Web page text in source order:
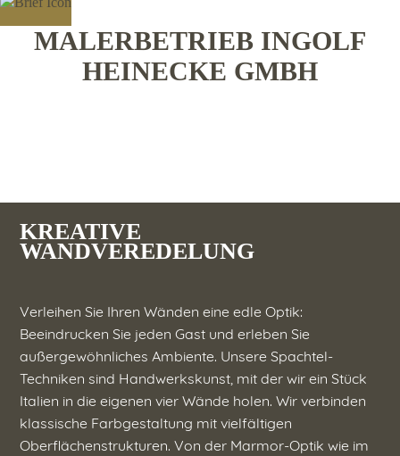
MALERBETRIEB INGOLF
HEINECKE GMBH
KREATIVE
WANDVEREDELUNG
Verleihen Sie Ihren Wänden eine edle Optik:
Beeindrucken Sie jeden Gast und erleben Sie
außergewöhnliches Ambiente. Unsere Spachtel-
Techniken sind Handwerkskunst, mit der wir ein Stück
Italien in die eigenen vier Wände holen. Wir verbinden
klassische Farbgestaltung mit vielfältigen
Oberflächenstrukturen. Von der Marmor-Optik wie im